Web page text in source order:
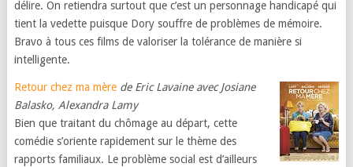
délire. On retiendra surtout que c’est un personnage handicapé qui
tient la vedette puisque Dory souffre de problèmes de mémoire.
Bravo à tous ces films de valoriser la tolérance de manière si
intelligente.
Retour chez ma mère de Eric Lavaine avec Josiane
Balasko, Alexandra Lamy
Bien que traitant du chômage au départ, cette
comédie s’oriente rapidement sur le thème des
rapports familiaux. Le problème social est d’ailleurs